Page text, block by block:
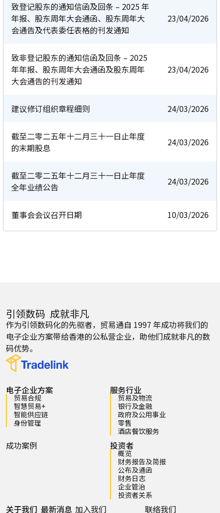
致登记股东的通知信函及回条 – 2025 年
年报、股东周年大会通函、股东周年大
会通告及代表委任表格的刊发通知
23/04/2026
致非登记股东的通知信函及回条 – 2025
年年报、股东周年大会通函及股东周年
大会通告的刊发通知
23/04/2026
建议修订组织章程细则 24/03/2026
截至二零二五年十二月三十一日止年度
的末期股息
24/03/2026
截至二零二五年十二月三十一日止年度
全年业绩公告
24/03/2026
董事会会议召开日期 10/03/2026
引领数码 成就非凡
作为引领数码化的先驱者，贸易通自 1997 年成功将我们的
电子企业方案带给香港的公私营企业，助他们成就非凡的数
码优势。
电子企业方案
贸易合规
智慧贸易+
智能供应链
身份管理
服务行业
贸易及物流
银行及金融
政府及公用事业
零售
酒店餐饮服务
成功案例 投资者
概览
财务报告及简报
公布及通函
财务日志
企业管治
投资者关系
关于我们 最新消息 加入我们 联络我们